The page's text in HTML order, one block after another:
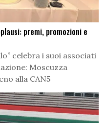
premi, promozioni e
celebra i suoi associati
Moscuzza
alla CAN5